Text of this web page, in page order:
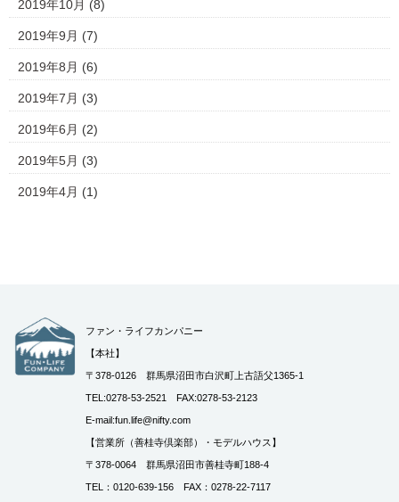
2019年10月 (8)
2019年9月 (7)
2019年8月 (6)
2019年7月 (3)
2019年6月 (2)
2019年5月 (3)
2019年4月 (1)
ファン・ライフカンパニー
【本社】
〒378-0126 群馬県沼田市白沢町上古語父1365-1
TEL:0278-53-2521 FAX:0278-53-2123
E-mail:fun.life@nifty.com
【営業所（善桂寺倶楽部）・モデルハウス】
〒378-0064 群馬県沼田市善桂寺町188-4
TEL：0120-639-156 FAX：0278-22-7117